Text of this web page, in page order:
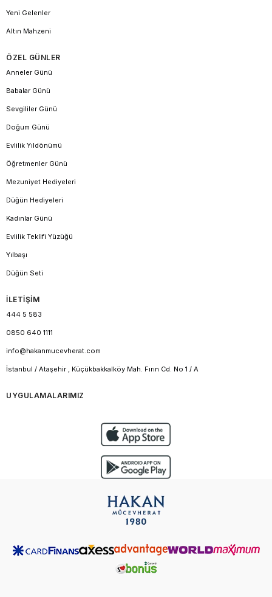
Yeni Gelenler
Altın Mahzeni
ÖZEL GÜNLER
Anneler Günü
Babalar Günü
Sevgililer Günü
Doğum Günü
Evlilik Yıldönümü
Öğretmenler Günü
Mezuniyet Hediyeleri
Düğün Hediyeleri
Kadınlar Günü
Evlilik Teklifi Yüzüğü
Yılbaşı
Düğün Seti
İLETİŞİM
444 5 583
0850 640 1111
info@hakanmucevherat.com
İstanbul / Ataşehir , Küçükbakkalköy Mah. Fırın Cd. No 1 / A
UYGULAMALARIMIZ